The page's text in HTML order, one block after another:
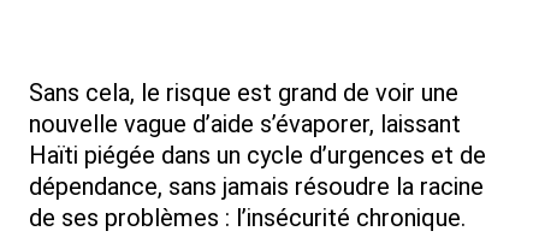
Sans cela, le risque est grand de voir une
nouvelle vague d’aide s’évaporer, laissant
Haïti piégée dans un cycle d’urgences et de
dépendance, sans jamais résoudre la racine
de ses problèmes : l’insécurité chronique.